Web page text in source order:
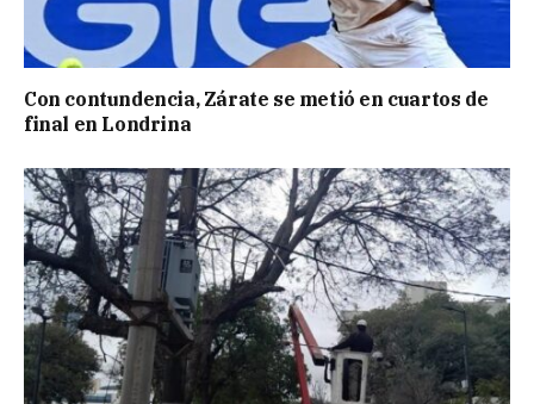
Con contundencia, Zárate se metió en cuartos de
final en Londrina